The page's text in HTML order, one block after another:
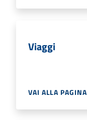
Viaggi
VAI ALLA PAGINA